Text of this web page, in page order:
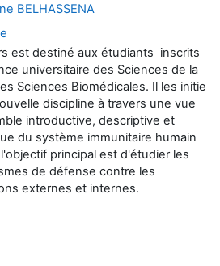
BELHASSENA
est destiné aux étudiants inscrits
universitaire des Sciences de la
Sciences Biomédicales. Il les initie
discipline à travers une vue
introductive, descriptive et
du système immunitaire humain
principal est d'étudier les
de défense contre les
externes et internes.